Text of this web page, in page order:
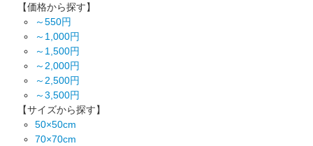
【価格から探す】
～550円
～1,000円
～1,500円
～2,000円
～2,500円
～3,500円
【サイズから探す】
50×50cm
70×70cm